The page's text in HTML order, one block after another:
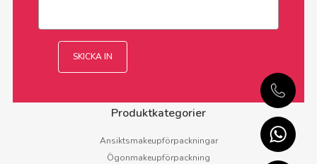
Produktkategorier
Ansiktsmakeupförpackningar
Ögonmakeupförpackning